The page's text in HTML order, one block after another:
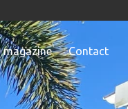
magazine Contact